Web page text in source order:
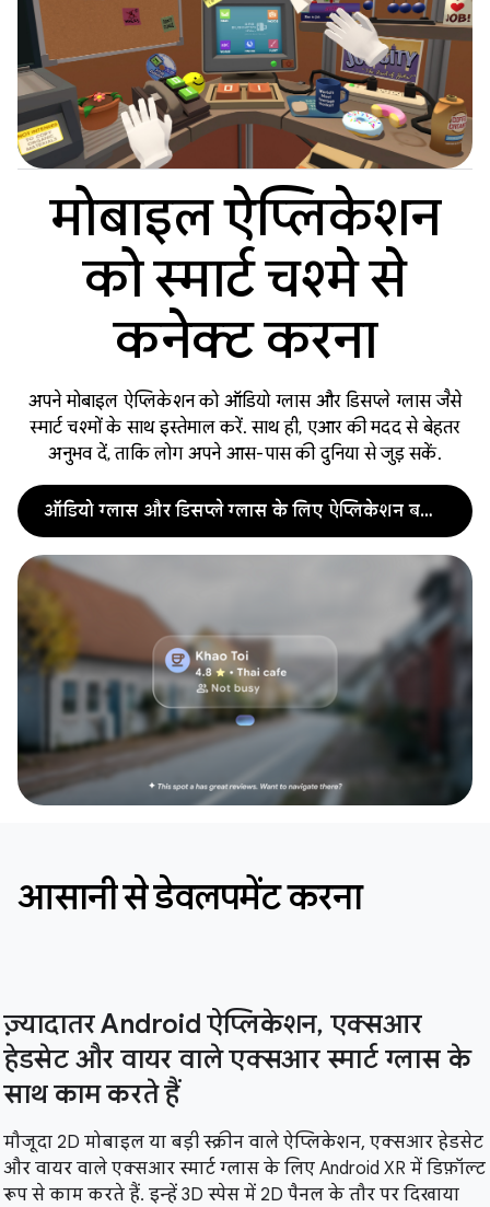
मोबाइल ऐप्लिकेशन
को स्मार्ट चश्मे से
कनेक्ट करना
अपने मोबाइल ऐप्लिकेशन को ऑडियो ग्लास और डिसप्ले ग्लास जैसे
स्मार्ट चश्मों के साथ इस्तेमाल करें. साथ ही, एआर की मदद से बेहतर
अनुभव दें, ताकि लोग अपने आस-पास की दुनिया से जुड़ सकें.
ऑडियो ग्लास और डिसप्ले ग्लास के लिए ऐप्लिकेशन बनाना शुरू करना
आसानी से डेवलपमेंट करना
ज़्यादातर Android ऐप्लिकेशन, एक्सआर
हेडसेट और वायर वाले एक्सआर स्मार्ट ग्लास के
साथ काम करते हैं
मौजूदा 2D मोबाइल या बड़ी स्क्रीन वाले ऐप्लिकेशन, एक्सआर हेडसेट
और वायर वाले एक्सआर स्मार्ट ग्लास के लिए Android XR में डिफ़ॉल्ट
रूप से काम करते हैं. इन्हें 3D स्पेस में 2D पैनल के तौर पर दिखाया